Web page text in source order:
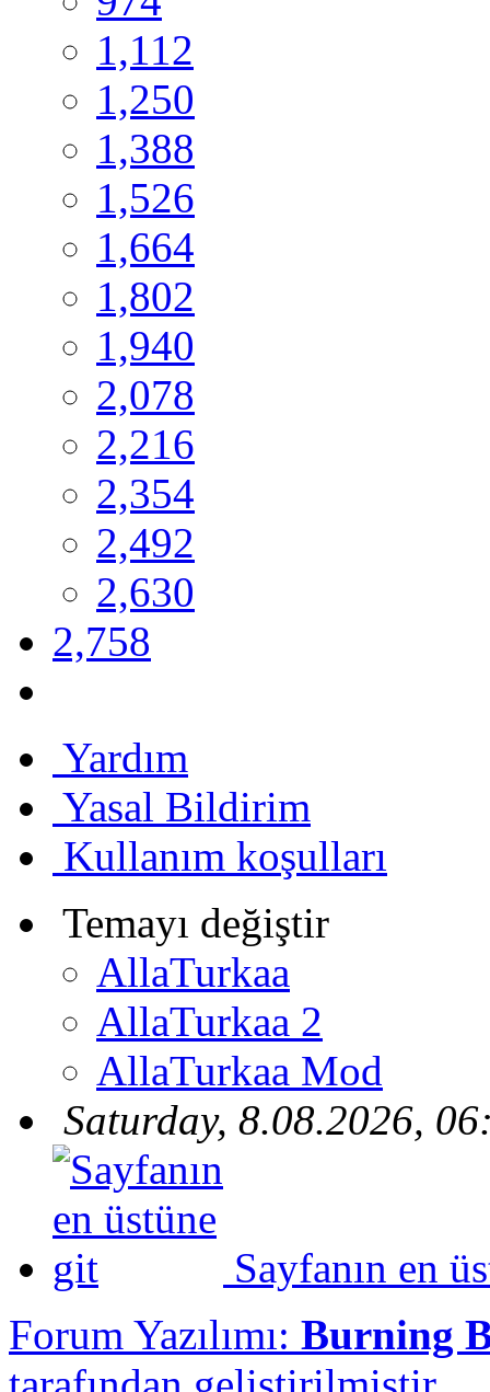
1,112
1,250
1,388
1,526
1,664
1,802
1,940
2,078
2,216
2,354
2,492
2,630
2,758
Yardım
Yasal Bildirim
Kullanım koşulları
Temayı değiştir
AllaTurkaa
AllaTurkaa 2
AllaTurkaa Mod
Saturday, 8.08.2026,
Sayfanın en
Forum Yazılımı: Burning